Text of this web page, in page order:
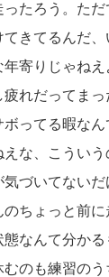
ったろう。た
きてるんだ、
年寄りじゃね
疲れだってま
ボってる暇な
えな、こうい
気づいてない
のちょっと前
態なんて分か
むのも練習の